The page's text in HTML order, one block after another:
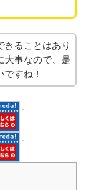
きることはあり
大事なので、是
すね！